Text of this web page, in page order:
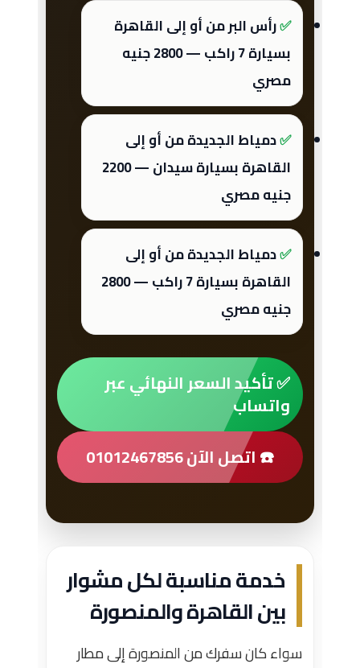
رأس البر من أو إلى القاهرة
بسيارة 7 راكب — 2800 جنيه
مصري
دمياط الجديدة من أو إلى
القاهرة بسيارة سيدان — 2200
جنيه مصري
دمياط الجديدة من أو إلى
القاهرة بسيارة 7 راكب — 2800
جنيه مصري
✅ تأكيد السعر النهائي عبر
واتساب
☎️ اتصل الآن 01012467856
خدمة مناسبة لكل مشوار
بين القاهرة والمنصورة
سواء كان سفرك من المنصورة إلى مطار